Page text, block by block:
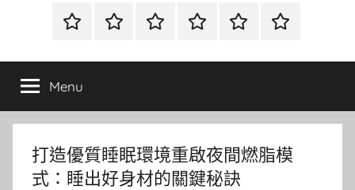
首
當
金
網
資
流
時
環
清
聯
徵
Menu
打造優質睡眠環境重啟夜間燃脂模
式：睡出好身材的關鍵秘訣